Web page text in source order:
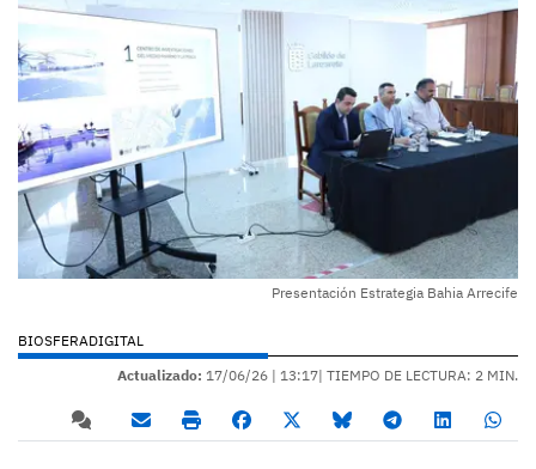
Presentación Estrategia Bahia Arrecife
BIOSFERADIGITAL
Actualizado: 17/06/26 | 13:17| TIEMPO DE LECTURA: 2 MIN.